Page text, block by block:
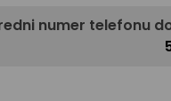
numer telefonu